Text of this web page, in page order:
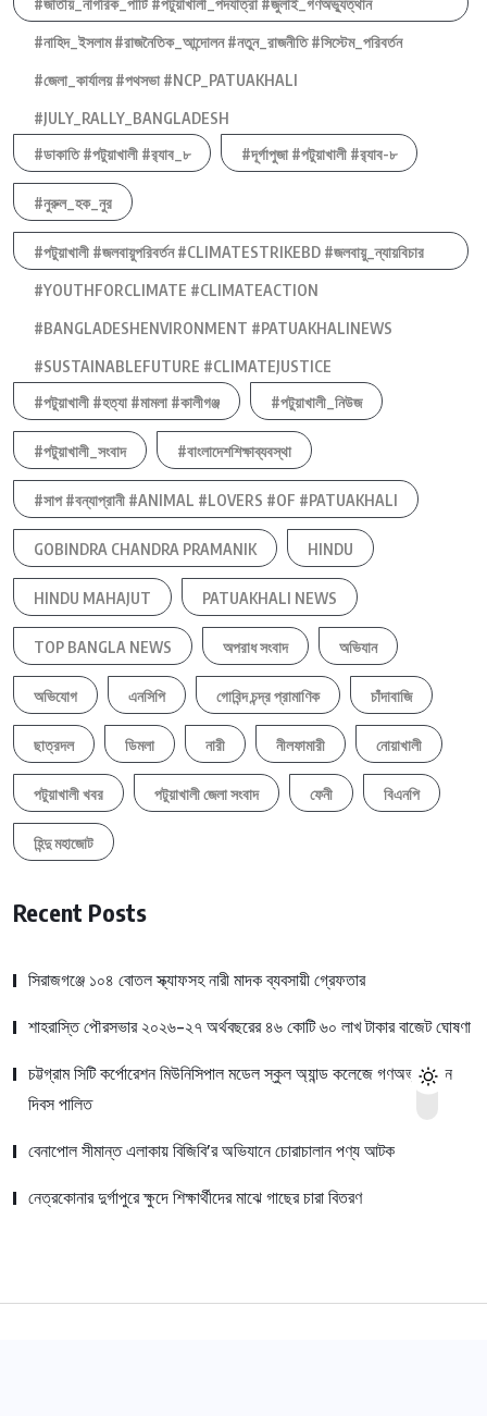
#জাতীয়_নাগরিক_পার্টি #পটুয়াখালী_পদযাত্রা #জুলাই_গণঅভ্যুত্থান
#নাহিদ_ইসলাম #রাজনৈতিক_আন্দোলন #নতুন_রাজনীতি #সিস্টেম_পরিবর্তন
#জেলা_কার্যালয় #পথসভা #NCP_PATUAKHALI
#JULY_RALLY_BANGLADESH
#ডাকাতি #পটুয়াখালী #র‍্যাব_৮
#দূর্গাপুজা #পটুয়াখালী #র‍্যাব-৮
#নুরুল_হক_নুর
#পটুয়াখালী #জলবায়ুপরিবর্তন #CLIMATESTRIKEBD #জলবায়ু_ন্যায়বিচার
#YOUTHFORCLIMATE #CLIMATEACTION
#BANGLADESHENVIRONMENT #PATUAKHALINEWS
#SUSTAINABLEFUTURE #CLIMATEJUSTICE
#পটুয়াখালী #হত্যা #মামলা #কালীগঞ্জ
#পটুয়াখালী_নিউজ
#পটুয়াখালী_সংবাদ #বাংলাদেশশিক্ষাব্যবস্থা
#সাপ #বন্যাপ্রানী #ANIMAL #LOVERS #OF #PATUAKHALI
GOBINDRA CHANDRA PRAMANIK HINDU
HINDU MAHAJUT PATUAKHALI NEWS
TOP BANGLA NEWS অপরাধ সংবাদ অভিযান
অভিযোগ এনসিপি গোবিন্দ চন্দ্র প্রামাণিক চাঁদাবাজি
ছাত্রদল ডিমলা নারী নীলফামারী নোয়াখালী
পটুয়াখালী খবর পটুয়াখালী জেলা সংবাদ ফেনী বিএনপি
হিন্দু মহাজোট
Recent Posts
সিরাজগঞ্জে ১০৪ বোতল স্ক্যাফসহ নারী মাদক ব্যবসায়ী গ্রেফতার
শাহরাস্তি পৌরসভার ২০২৬-২৭ অর্থবছরের ৪৬ কোটি ৬০ লাখ টাকার বাজেট ঘোষণা
চট্টগ্রাম সিটি কর্পোরেশন মিউনিসিপাল মডেল স্কুল অ্যান্ড কলেজে গণঅভ্যুত্থান
দিবস পালিত
বেনাপোল সীমান্ত এলাকায় বিজিবি’র অভিযানে চোরাচালান পণ্য আটক
নেত্রকোনার দুর্গাপুরে ক্ষুদে শিক্ষার্থীদের মাঝে গাছের চারা বিতরণ